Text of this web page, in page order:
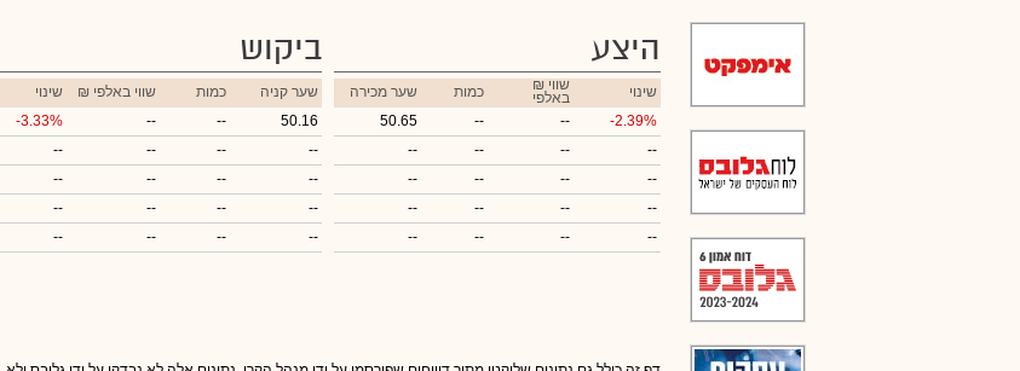
היצע
שינוי ₪ שווי
באלפי כמות
שער מכירה
-2.39%
--
--
50.65
--
--
--
--
--
--
--
--
--
--
--
--
--
--
--
--
ביקוש
שער קניה כמות ₪ שווי באלפי
שינוי
50.16
--
--
-3.33%
--
--
--
--
--
--
--
--
--
--
--
--
--
--
--
--